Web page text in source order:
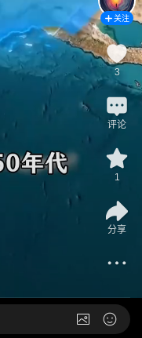
关注
3
评论
1
分享